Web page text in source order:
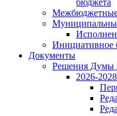
бюджета
Инициативное
Документы
Решения Думы
2026-2028